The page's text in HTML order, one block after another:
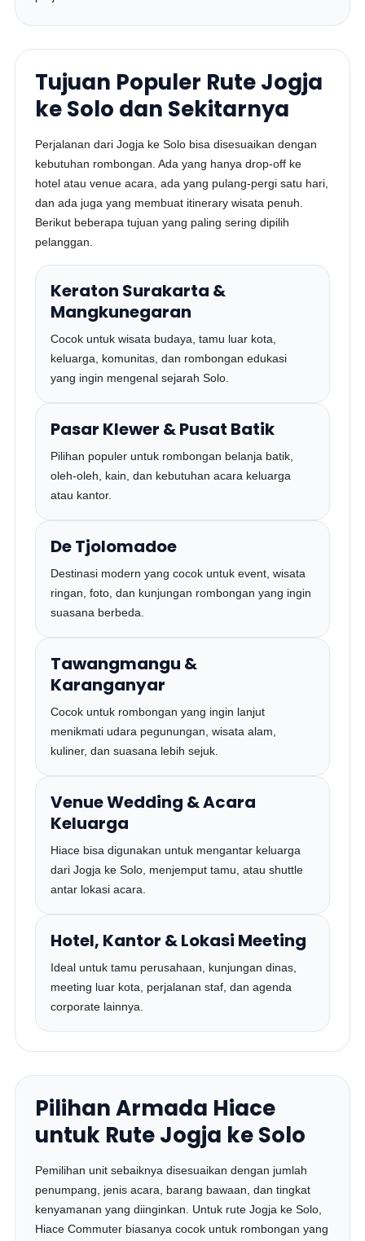
Tujuan Populer Rute Jogja
ke Solo dan Sekitarnya
Perjalanan dari Jogja ke Solo bisa disesuaikan dengan
kebutuhan rombongan. Ada yang hanya drop-off ke
hotel atau venue acara, ada yang pulang-pergi satu hari,
dan ada juga yang membuat itinerary wisata penuh.
Berikut beberapa tujuan yang paling sering dipilih
pelanggan.
Keraton Surakarta &
Mangkunegaran
Cocok untuk wisata budaya, tamu luar kota,
keluarga, komunitas, dan rombongan edukasi
yang ingin mengenal sejarah Solo.
Pasar Klewer & Pusat Batik
Pilihan populer untuk rombongan belanja batik,
oleh-oleh, kain, dan kebutuhan acara keluarga
atau kantor.
De Tjolomadoe
Destinasi modern yang cocok untuk event, wisata
ringan, foto, dan kunjungan rombongan yang ingin
suasana berbeda.
Tawangmangu &
Karanganyar
Cocok untuk rombongan yang ingin lanjut
menikmati udara pegunungan, wisata alam,
kuliner, dan suasana lebih sejuk.
Venue Wedding & Acara
Keluarga
Hiace bisa digunakan untuk mengantar keluarga
dari Jogja ke Solo, menjemput tamu, atau shuttle
antar lokasi acara.
Hotel, Kantor & Lokasi Meeting
Ideal untuk tamu perusahaan, kunjungan dinas,
meeting luar kota, perjalanan staf, dan agenda
corporate lainnya.
Pilihan Armada Hiace
untuk Rute Jogja ke Solo
Pemilihan unit sebaiknya disesuaikan dengan jumlah
penumpang, jenis acara, barang bawaan, dan tingkat
kenyamanan yang diinginkan. Untuk rute Jogja ke Solo,
Hiace Commuter biasanya cocok untuk rombongan yang